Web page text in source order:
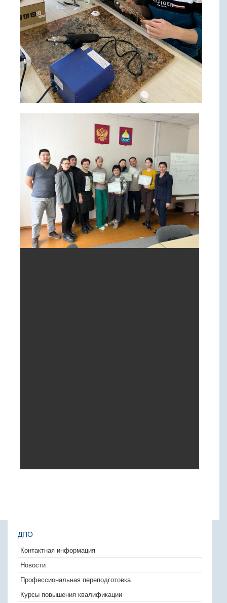
ДПО
Контактная информация
Новости
Профессиональная переподготовка
Курсы повышения квалификации